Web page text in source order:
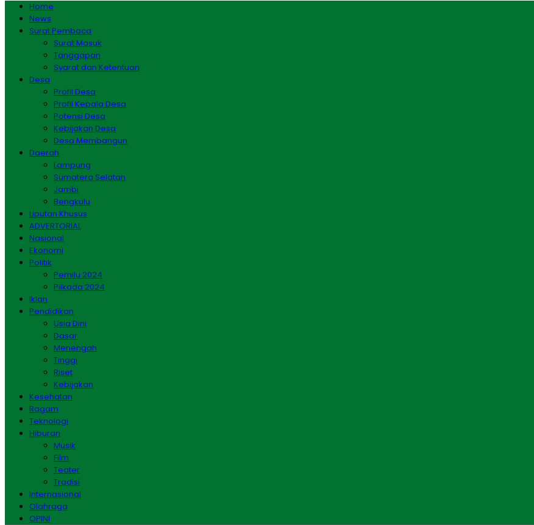
Home
News
Surat Pembaca
Surat Masuk
Tanggapan
Syarat dan Ketentuan
Desa
Profil Desa
Profil Kepala Desa
Potensi Desa
Kebijakan Desa
Desa Membangun
Daerah
Lampung
Sumatera Selatan
Jambi
Bengkulu
Liputan Khusus
ADVERTORIAL
Nasional
Ekonomi
Politik
Pemilu 2024
Pilkada 2024
Iklan
Pendidikan
Usia Dini
Dasar
Menengah
Tinggi
Riset
Kebijakan
Kesehatan
Ragam
Teknologi
Hiburan
Musik
Film
Teater
Tradisi
Internasional
Olahraga
OPINI